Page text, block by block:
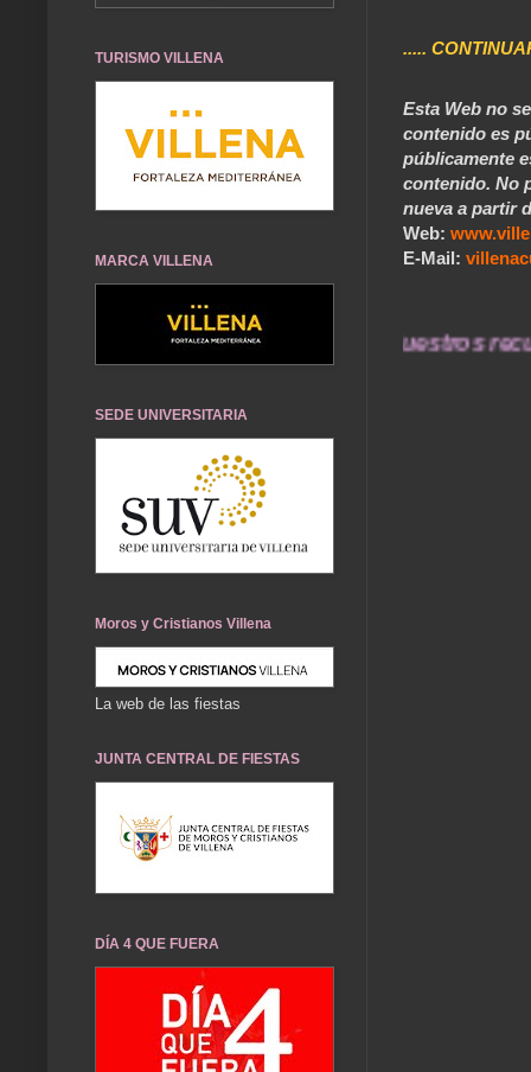
.....
Esta Web no
contenido es
públicamente
contenido. No
nueva a partir
Web:
E-Mail:
... Nuestros recuerdos
TURISMO VILLENA
MARCA VILLENA
SEDE UNIVERSITARIA
Moros y Cristianos Villena
La web de las fiestas
JUNTA CENTRAL DE FIESTAS
DÍA 4 QUE FUERA